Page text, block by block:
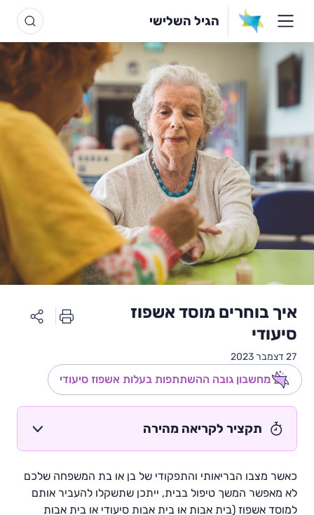
הגיל השלישי
איך בוחרים מוסד אשפוז
סיעודי
27 דצמבר 2023
מחשבון גובה ההשתתפות בעלות אשפוז סיעודי
תקציר לקריאה מהירה
כאשר מצבו הבריאותי והתפקודי של בן או בת המשפחה שלכם
לא מאפשר המשך טיפול בבית, ייתכן שתשקלו להעביר אותם
למוסד אשפוז (בית אבות או בית אבות סיעודי או בית אבות